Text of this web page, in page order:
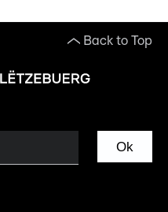
Back to Top
Ok